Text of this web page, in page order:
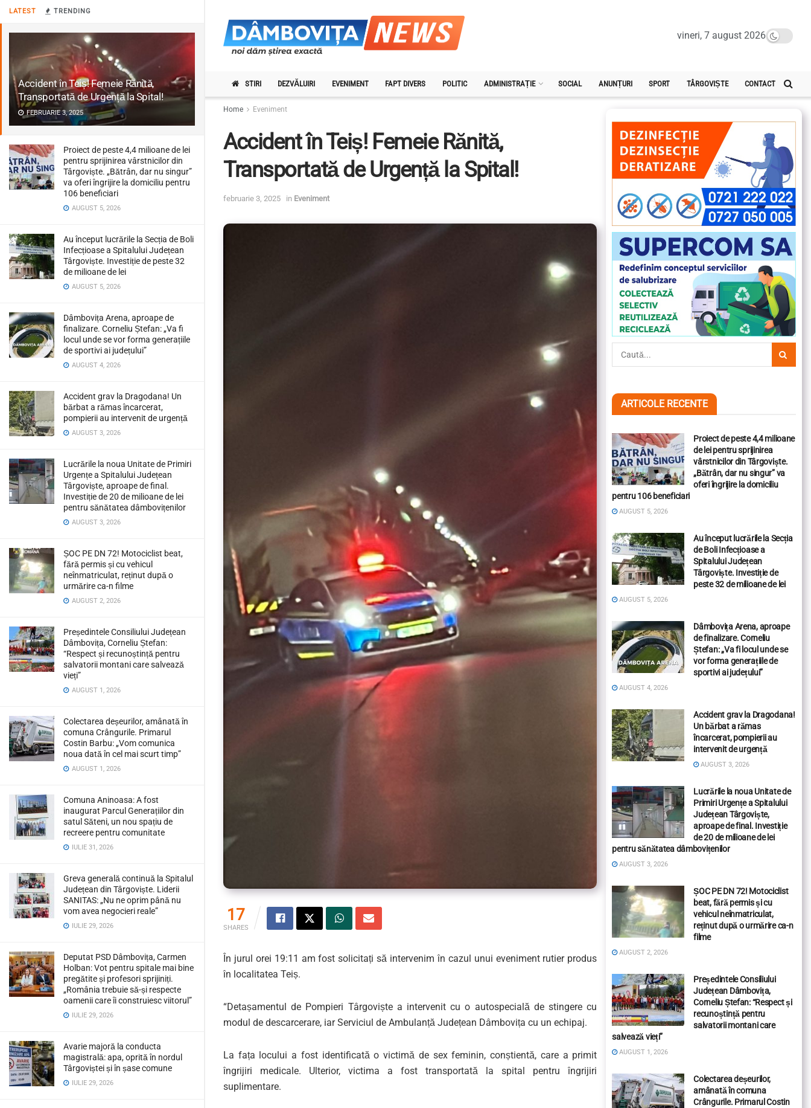
LATEST TRENDING
Accident în Teiș! Femeie Rănită,
Transportată de Urgență la Spital!
FEBRUARIE 3, 2025
Proiect de peste 4,4 milioane de lei
pentru sprijinirea vârstnicilor din
Târgoviște. „Bătrân, dar nu singur”
va oferi îngrijire la domiciliu pentru
106 beneficiari
AUGUST 5, 2026
Au început lucrările la Secția de Boli
Infecțioase a Spitalului Județean
Târgoviște. Investiție de peste 32
de milioane de lei
AUGUST 5, 2026
Dâmbovița Arena, aproape de
finalizare. Corneliu Ștefan: „Va fi
locul unde se vor forma generațiile
de sportivi ai județului”
AUGUST 4, 2026
Accident grav la Dragodana! Un
bărbat a rămas încarcerat,
pompierii au intervenit de urgență
AUGUST 3, 2026
Lucrările la noua Unitate de Primiri
Urgențe a Spitalului Județean
Târgoviște, aproape de final.
Investiție de 20 de milioane de lei
pentru sănătatea dâmbovițenilor
AUGUST 3, 2026
ȘOC PE DN 72! Motociclist beat,
fără permis și cu vehicul
neînmatriculat, reținut după o
urmărire ca-n filme
AUGUST 2, 2026
Președintele Consiliului Județean
Dâmbovița, Corneliu Ștefan:
“Respect și recunoștință pentru
salvatorii montani care salvează
vieți”
AUGUST 1, 2026
Colectarea deșeurilor, amânată în
comuna Crângurile. Primarul
Costin Barbu: „Vom comunica
noua dată în cel mai scurt timp”
AUGUST 1, 2026
Comuna Aninoasa: A fost
inaugurat Parcul Generațiilor din
satul Săteni, un nou spațiu de
recreere pentru comunitate
IULIE 31, 2026
Greva generală continuă la Spitalul
Județean din Târgoviște. Liderii
SANITAS: „Nu ne oprim până nu
vom avea negocieri reale”
IULIE 29, 2026
Deputat PSD Dâmbovița, Carmen
Holban: Vot pentru spitale mai bine
pregătite și profesori sprijiniți.
„România trebuie să-și respecte
oamenii care îi construiesc viitorul”
IULIE 29, 2026
Avarie majoră la conducta
magistrală: apa, oprită în nordul
Târgoviștei și în șase comune
IULIE 29, 2026
vineri, 7 august 2026
STIRI DEZVĂLUIRI EVENIMENT FAPT DIVERS POLITIC ADMINISTRAȚIE SOCIAL ANUNȚURI SPORT TÂRGOVIȘTE CONTACT
Home Eveniment
Accident în Teiș! Femeie Rănită,
Transportată de Urgență la Spital!
februarie 3, 2025 in Eveniment
17
SHARES
În jurul orei 19:11 am fost solicitați să intervenim în cazul unui eveniment rutier produs
în localitatea Teiș.
“Detașamentul de Pompieri Târgoviște a intervenit cu o autospecială de stingere cu
modul de descarcerare, iar Serviciul de Ambulanță Județean Dâmbovița cu un echipaj.
La fața locului a fost identificată o victimă de sex feminin, conștientă, care a primit
îngrijiri medicale. Ulterior, victima a fost transportată la spital pentru îngrijiri
suplimentare.
ARTICOLE RECENTE
Proiect de peste 4,4 milioane
de lei pentru sprijinirea
vârstnicilor din Târgoviște.
„Bătrân, dar nu singur” va
oferi îngrijire la domiciliu
pentru 106 beneficiari
AUGUST 5, 2026
Au început lucrările la Secția
de Boli Infecțioase a
Spitalului Județean
Târgoviște. Investiție de
peste 32 de milioane de lei
AUGUST 5, 2026
Dâmbovița Arena, aproape
de finalizare. Corneliu
Ștefan: „Va fi locul unde se
vor forma generațiile de
sportivi ai județului”
AUGUST 4, 2026
Accident grav la Dragodana!
Un bărbat a rămas
încarcerat, pompierii au
intervenit de urgență
AUGUST 3, 2026
Lucrările la noua Unitate de
Primiri Urgențe a Spitalului
Județean Târgoviște,
aproape de final. Investiție
de 20 de milioane de lei
pentru sănătatea dâmbovițenilor
AUGUST 3, 2026
ȘOC PE DN 72! Motociclist
beat, fără permis și cu
vehicul neînmatriculat,
reținut după o urmărire ca-n
filme
AUGUST 2, 2026
Președintele Consiliului
Județean Dâmbovița,
Corneliu Ștefan: “Respect și
recunoștință pentru
salvatorii montani care
salvează vieți”
AUGUST 1, 2026
Colectarea deșeurilor,
amânată în comuna
Crângurile. Primarul Costin